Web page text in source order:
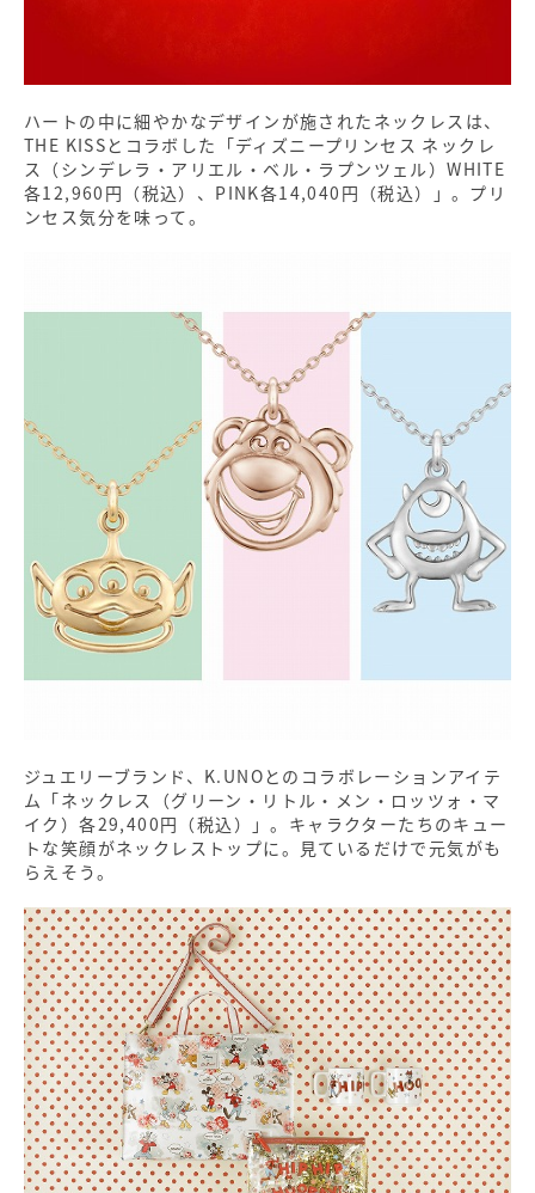
ハートの中に細やかなデザインが施されたネックレスは、
THE KISSとコラボした「ディズニープリンセス ネックレ
ス（シンデレラ・アリエル・ベル・ラプンツェル）WHITE
各12,960円（税込）、PINK各14,040円（税込）」。プリ
ンセス気分を味って。
ジュエリーブランド、K.UNOとのコラボレーションアイテ
ム「ネックレス（グリーン・リトル・メン・ロッツォ・マ
イク）各29,400円（税込）」。キャラクターたちのキュー
トな笑顔がネックレストップに。見ているだけで元気がも
らえそう。